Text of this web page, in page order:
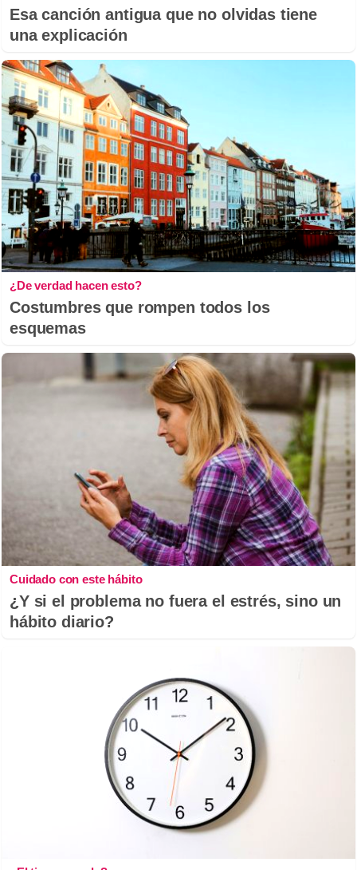
Esa canción antigua que no olvidas tiene
una explicación
¿De verdad hacen esto?
Costumbres que rompen todos los
esquemas
Cuidado con este hábito
¿Y si el problema no fuera el estrés, sino un
hábito diario?